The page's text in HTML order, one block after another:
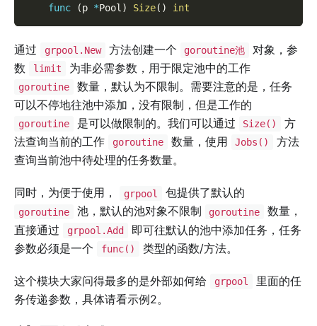
func
(p *Pool ) Size( ) int
通过 grpool.New 方法创建一个 goroutine池
对象，参
数
limit 为非必需参数，用于限定池中的工作
goroutine
数量，默认为不限制。需要注意的是，任务
可以不停地往池中添加，没有限制，但是工作的
goroutine 是可以做限制的。我们可以通过 Size()
方
法查询当前的工作
goroutine 数量，使用 Jobs()
方法
查询当前池中待处理的任务数量。
同时，为便于使用， grpool 包提供了默认的
goroutine 池，默认的池对象不限制 goroutine
数量，
直接通过
grpool.Add
即可往默认的池中添加任务，任务
参数必须是一个
func() 类型的函数/方法。
这个模块大家问得最多的是外部如何给 grpool
里面的任
务传递参数，具体请看示例2。